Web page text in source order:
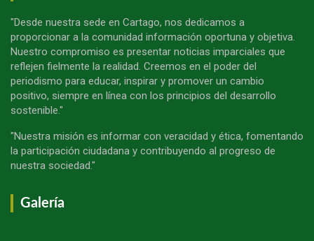
"Desde nuestra sede en Cartago, nos dedicamos a
proporcionar a la comunidad información oportuna y objetiva.
Nuestro compromiso es presentar noticias imparciales que
reflejen fielmente la realidad. Creemos en el poder del
periodismo para educar, inspirar y promover un cambio
positivo, siempre en línea con los principios del desarrollo
sostenible."
"Nuestra misión es informar con veracidad y ética, fomentando
la participación ciudadana y contribuyendo al progreso de
nuestra sociedad."
Galería